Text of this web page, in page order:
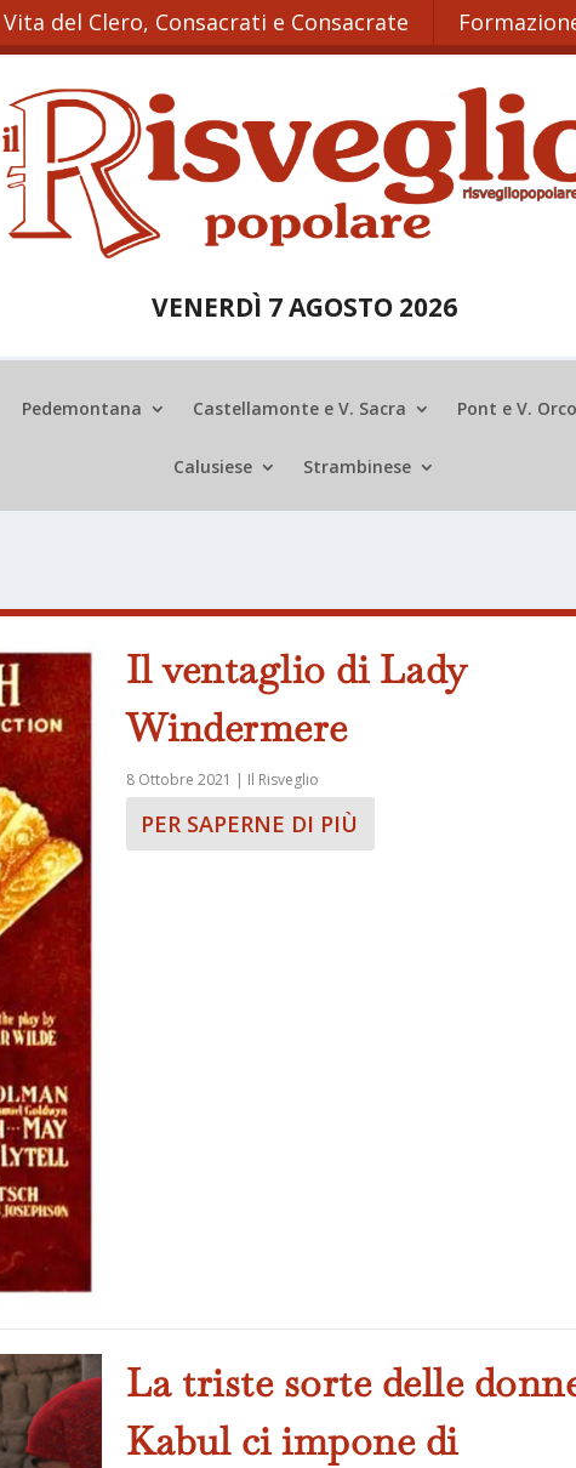
Vita del Clero, Consacrati e Consacrate
VENERDÌ 7 AGOSTO 2026
Pedemontana Castellamonte e V. Sacra Pont e V.
Calusiese Strambinese
Il ventaglio di Lady
Windermere
8 Ottobre 2021 | Il Risveglio
PER SAPERNE DI PIÙ
La triste sorte delle
Kabul ci impone di